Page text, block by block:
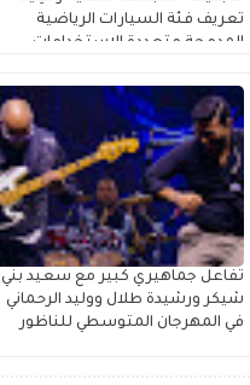
تعريف فئة السيارات الرياضية
المدمجة متعددة الاستخدامات
تفاعل جماهيري كبير مع سعيد بني
شيكر ورشيدة طلال ووليد الرحماني
في المهرجان المتوسطي للناظور